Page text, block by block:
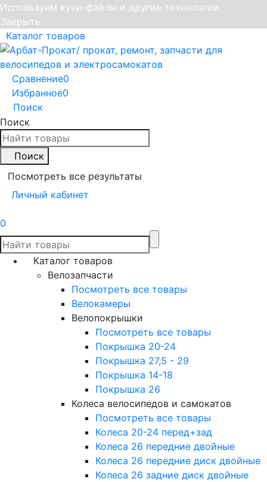
Используем куки-файлы и другие технологии
Закрыть
Каталог товаров
Сравнение0
Избранное0
Поиск
Поиск
Поиск
Посмотреть все результаты
Личный кабинет
0
Каталог товаров
Велозапчасти
Посмотреть все товары
Велокамеры
Велопокрышки
Посмотреть все товары
Покрышка 20-24
Покрышка 27,5 - 29
Покрышка 14-18
Покрышка 26
Колеса велосипедов и самокатов
Посмотреть все товары
Колеса 20-24 перед+зад
Колеса 26 передние двойные
Колеса 26 передние диск двойные
Колеса 26 задние диск двойные